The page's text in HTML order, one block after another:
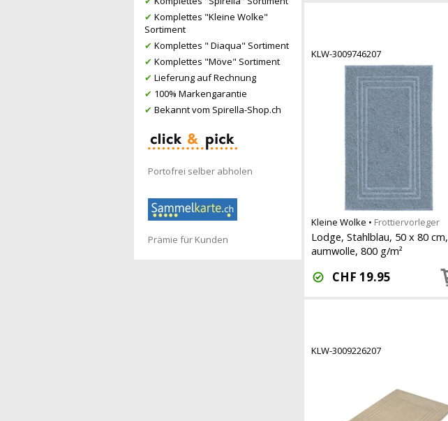
✔ Komplettes "Kleine Wolke"
Sortiment
✔ Komplettes " Diaqua" Sortiment
✔ Komplettes "Möve" Sortiment
✔ Lieferung auf Rechnung
✔ 100% Markengarantie
✔ Bekannt vom Spirella-Shop.ch
Portofrei selber abholen
Prämie für Kunden
KLW-3009746207
Kleine Wolke • Frottiervorleger
Lodge, Stahlblau, 50 x 80
aumwolle, 800 g/m²
CHF 19.95
KLW-3009226207